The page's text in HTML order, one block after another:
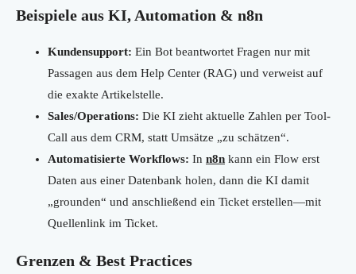
Beispiele aus KI, Automation & n8n
Kundensupport: Ein Bot beantwortet Fragen nur mit
Passagen aus dem Help Center (RAG) und verweist auf
die exakte Artikelstelle.
Sales/Operations: Die KI zieht aktuelle Zahlen per Tool-
Call aus dem CRM, statt Umsätze „zu schätzen“.
Automatisierte Workflows: In n8n kann ein Flow erst
Daten aus einer Datenbank holen, dann die KI damit
„grounden“ und anschließend ein Ticket erstellen—mit
Quellenlink im Ticket.
Grenzen & Best Practices